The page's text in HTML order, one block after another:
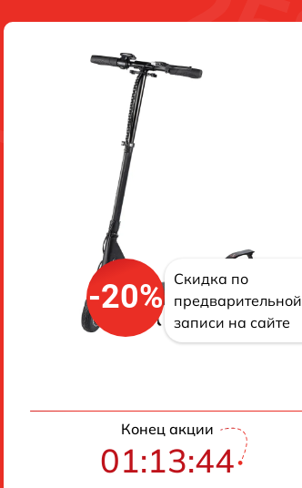
-20%
Скидка по
предварительной
записи на сайте
Конец акции
01:13:43